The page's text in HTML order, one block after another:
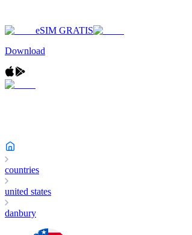
eSIM GRATIS
Download
countries
united states
danbury